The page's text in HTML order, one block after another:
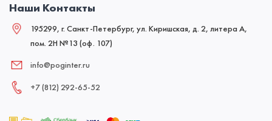
Наши Контакты
195299, г. Санкт-Петербург, ул. Киришская, д. 2, литера А,
пом. 2Н №13 (оф. 107)
info@poginter.ru
+7 (812) 292‑65‑52